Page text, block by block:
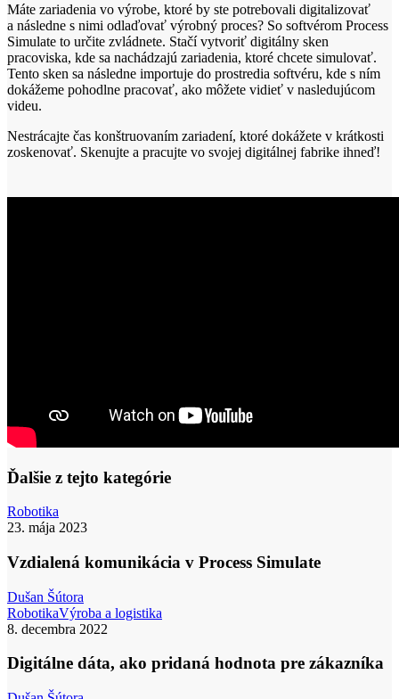
Máte zariadenia vo výrobe, ktoré by ste potrebovali digitalizovať
a následne s nimi odlaďovať výrobný proces? So softvérom Process
Simulate to určite zvládnete. Stačí vytvoriť digitálny sken
pracoviska, kde sa nachádzajú zariadenia, ktoré chcete simulovať.
Tento sken sa následne importuje do prostredia softvéru, kde s ním
dokážeme pohodlne pracovať, ako môžete vidieť v nasledujúcom
videu.
Nestrácajte čas konštruovaním zariadení, ktoré dokážete v krátkosti
zoskenovať. Skenujte a pracujte vo svojej digitálnej fabrike ihneď!
Ďalšie z tejto kategórie
Robotika
komunikácia
Process
23. mája 2023
Vzdialená komunikácia v Process Simulate
Dušan Šútora
RobotikaVýroba a logistika
pridaná
8. decembra 2022
Digitálne dáta, ako pridaná hodnota pre zákazníka